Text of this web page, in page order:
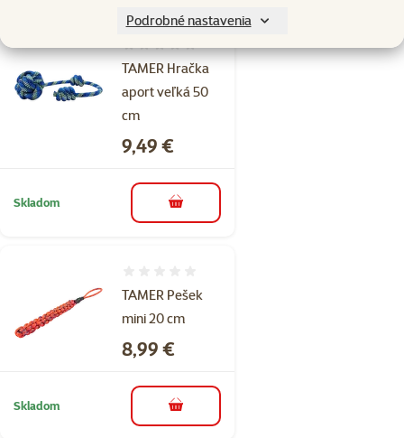
Podrobné nastavenia
TAMER Hračka
aport veľká 50
cm
Hodnotenie 0%
Cena
9,49 €
Skladom do košíka
TAMER Pešek
mini 20 cm
Cena
8,99 €
Skladom do košíka